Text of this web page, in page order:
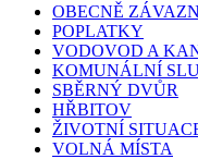
OBECNĚ
POPLATKY
VODOVOD A
KOMUNÁLNÍ
SBĚRNÝ DVŮR
HŘBITOV
ŽIVOTNÍ
VOLNÁ MÍSTA